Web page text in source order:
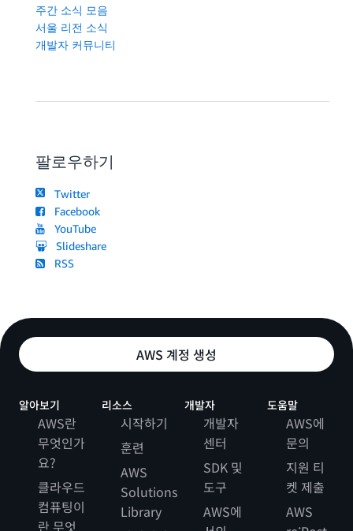
주간 소식 모음
서울 리전 소식
개발자 커뮤니티
팔로우하기
Twitter
Facebook
YouTube
Slideshare
RSS
AWS 계정 생성
알아보기
AWS란
무엇인가
요?
클라우드
컴퓨팅이
란 무엇
리소스
시작하기
훈련
AWS
Solutions
Library
개발자
개발자
센터
SDK 및
도구
AWS에
도움말
AWS에
문의
지원 티
켓 제출
AWS